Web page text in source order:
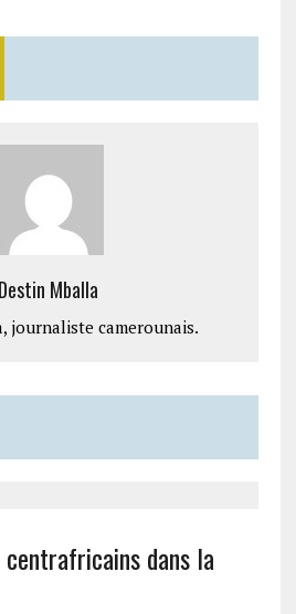
Destin Mballa
journaliste camerounais.
centrafricains dans la